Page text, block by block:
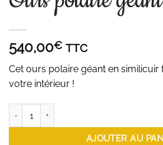
540,00€ TTC
Cet ours polaire géant en similicuir
votre intérieur !
AJOUTER AU